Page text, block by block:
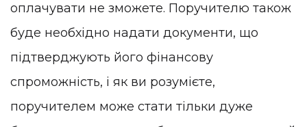
оплачувати не зможете. Поручителю також
буде необхідно надати документи, що
підтверджують його фінансову
спроможність, і як ви розумієте,
поручителем може стати тільки дуже